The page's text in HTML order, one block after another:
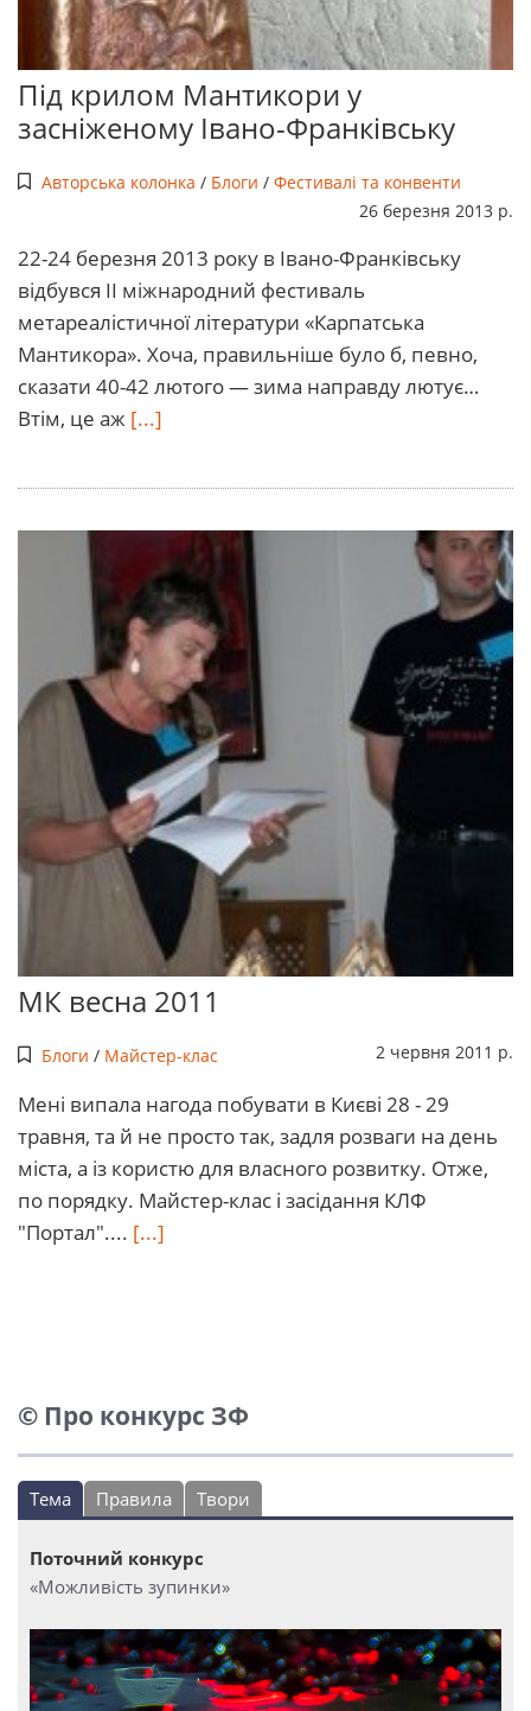
Під крилом Мантикори у
засніженому Івано-Франківську
Авторська колонка / Блоги / Фестивалі та конвенти
26 березня 2013 р.
22-24 березня 2013 року в Івано-Франківську
відбувся ІІ міжнародний фестиваль
метареалістичної літератури «Карпатська
Мантикора». Хоча, правильніше було б, певно,
сказати 40-42 лютого — зима направду лютує…
Втім, це аж [...]
МК весна 2011
Блоги / Майстер-клас 2 червня 2011 р.
Мені випала нагода побувати в Києві 28 - 29
травня, та й не просто так, задля розваги на день
міста, а із користю для власного розвитку. Отже,
по порядку. Майстер-клас і засідання КЛФ
"Портал".... [...]
© Про конкурс ЗФ
Тема Правила Твори
Поточний конкурс
«Можливість зупинки»